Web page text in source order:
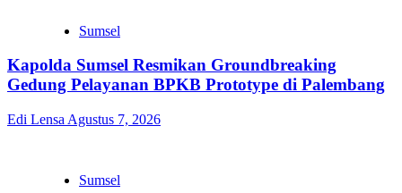
Sumsel
Kapolda Sumsel Resmikan Groundbreaking
Gedung Pelayanan BPKB Prototype di Palembang
Edi Lensa Agustus 7, 2026
Sumsel